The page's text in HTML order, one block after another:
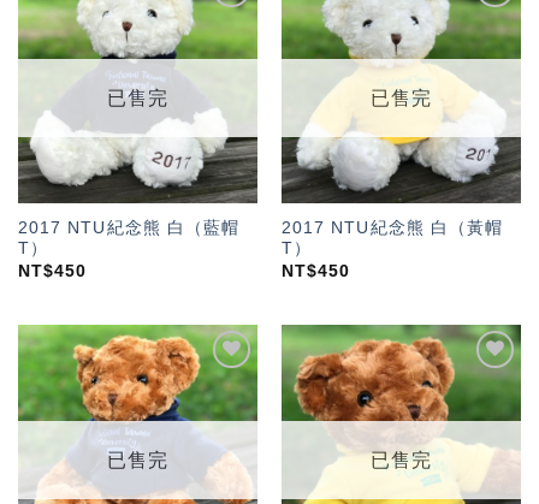
「願
望輕
已售完
2017 NTU紀念熊 白（藍帽
T）
NT$450
加入
「願
望輕
已售完
2017 NTU紀念熊 白（黃帽
T）
NT$450
加入
「願
望輕
已售完
望輕
已售完